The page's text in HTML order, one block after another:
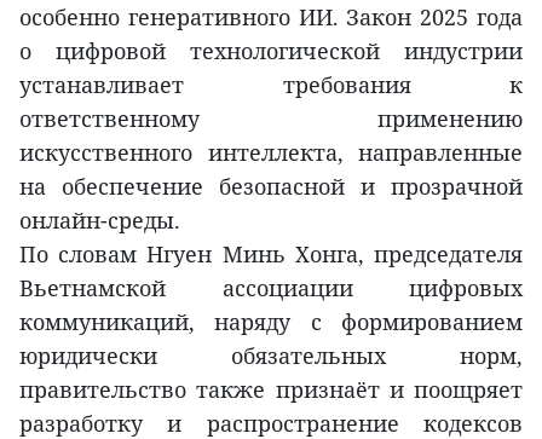
особенно генеративного ИИ. Закон 2025 года
о цифровой технологической индустрии
устанавливает требования к
ответственному применению
искусственного интеллекта, направленные
на обеспечение безопасной и прозрачной
онлайн-среды.
По словам Нгуен Минь Хонга, председателя
Вьетнамской ассоциации цифровых
коммуникаций, наряду с формированием
юридически обязательных норм,
правительство также признаёт и поощряет
разработку и распространение кодексов